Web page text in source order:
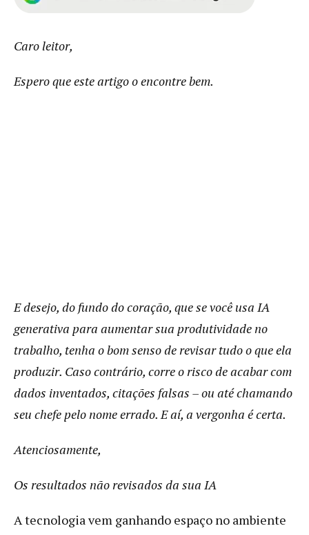
Caro leitor,
Espero que este artigo o encontre bem.
E desejo, do fundo do coração, que se você usa IA
generativa para aumentar sua produtividade no
trabalho, tenha o bom senso de revisar tudo o que ela
produzir. Caso contrário, corre o risco de acabar com
dados inventados, citações falsas – ou até chamando
seu chefe pelo nome errado. E aí, a vergonha é certa.
Atenciosamente,
Os resultados não revisados da sua IA
A tecnologia vem ganhando espaço no ambiente